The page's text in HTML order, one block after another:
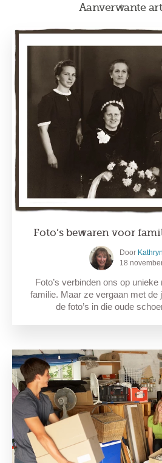
Aanverwante
Foto’s bewaren voor
Door
18
Foto’s verbinden ons op
familie. Maar ze vergaan met de
de foto’s in die oude